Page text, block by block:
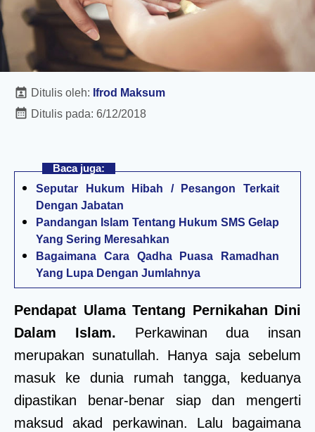
Ditulis oleh: Ifrod Maksum
Ditulis pada: 6/12/2018
Baca juga:
Seputar Hukum Hibah / Pesangon Terkait
Dengan Jabatan
Pandangan Islam Tentang Hukum SMS Gelap
Yang Sering Meresahkan
Bagaimana Cara Qadha Puasa Ramadhan
Yang Lupa Dengan Jumlahnya
Pendapat Ulama Tentang Pernikahan Dini
Dalam Islam. Perkawinan dua insan
merupakan sunatullah. Hanya saja sebelum
masuk ke dunia rumah tangga, keduanya
dipastikan benar-benar siap dan mengerti
maksud akad perkawinan. Lalu bagaimana